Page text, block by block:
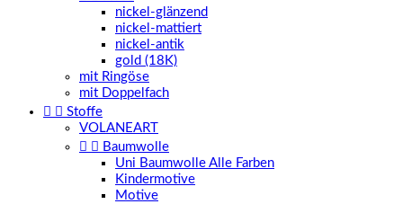
nickel-glänzend
nickel-mattiert
nickel-antik
gold (18K)
mit Ringöse
mit Doppelfach
  Stoffe
VOLANEART
  Baumwolle
Uni Baumwolle Alle Farben
Kindermotive
Motive